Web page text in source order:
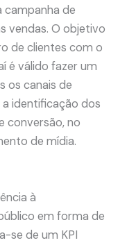
campanha de
vendas. O objetivo
de clientes com o
é válido fazer um
os canais de
identificação dos
conversão, no
de mídia.
à
em forma de
se de um KPI